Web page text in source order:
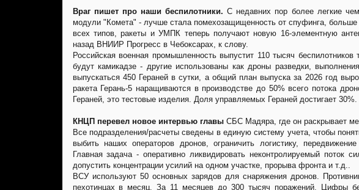
Враг пишет про наши беспилотники.С недавних пор более легкие
модули "Комета" - лучше стала помехозащищенность от спуфинга,
всех типов, ракеты и УМПК теперь получают новую 16-элементную
назад ВНИИР Прогресс в Чебоксарах, к слову.
Российская военная промышленность выпустит 110 тысяч
будут камикадзе - другие использованы как дроны разведки,
выпускаться 450 Гераней в сутки, а общий план выпуска за 2026 год
ракета Герань-5 наращиваются в производстве до 50% всего потока
Гераней, это тестовые изделия. Доля управляемых Гераней достигает 30%.
КНЦП перевел новое интервью главыСБС Мадяра, где он раскрывает
Все подразделения/расчеты сведены в единую систему учета, чтобы
выбить наших операторов дронов, ограничить логистику,
Главная задача - оперативно ликвидировать неконтролируемый
допустить концентрации усилий на одном участке, прорыва фронта и т.д..
ВСУ используют 50 основных зарядов для снаряжения дронов.
пехотинцах в месяц. За 11 месяцев до 300 тысяч поражений. Цифры